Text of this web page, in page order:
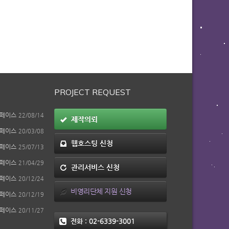
이스 22/08/14
이스 20/03/08
이스 25/07/13
이스 21/04/29
이스 20/12/24
이스 20/12/19
이스 20/11/27
PROJECT REQUEST
제작의뢰
웹호스팅 신청
관리서비스 신청
비영리단체 지원 신청
전화 : 02-6339-3001